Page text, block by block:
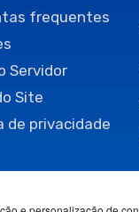
frequentes
Servidor
Site
de privacidade